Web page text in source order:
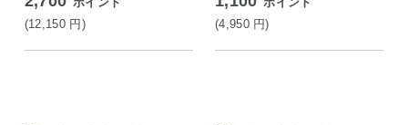
(12,150 円)
(4,950 円)